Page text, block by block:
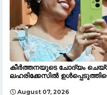
കീർത്തനയുടെ ചോദ്യം
ലഹരിക്കേസിൽ
August 07, 2026